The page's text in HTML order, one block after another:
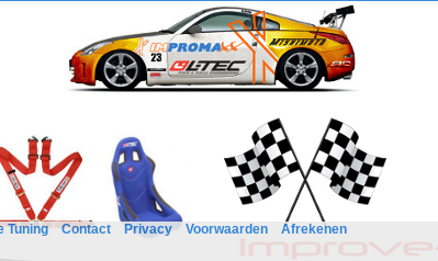
Tuning Contact Privacy Voorwaarden Afrekenen